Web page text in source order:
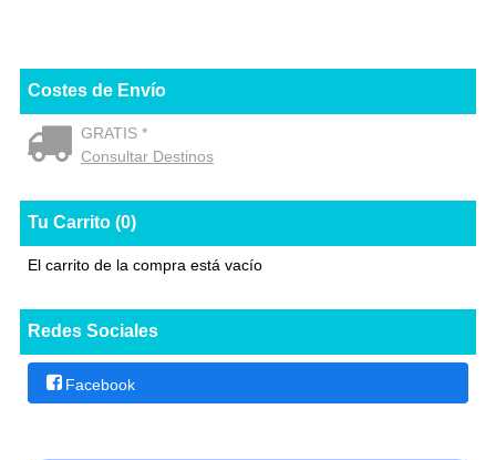
Costes de Envío
GRATIS *
Consultar Destinos
Tu Carrito (0)
El carrito de la compra está vacío
Redes Sociales
Facebook